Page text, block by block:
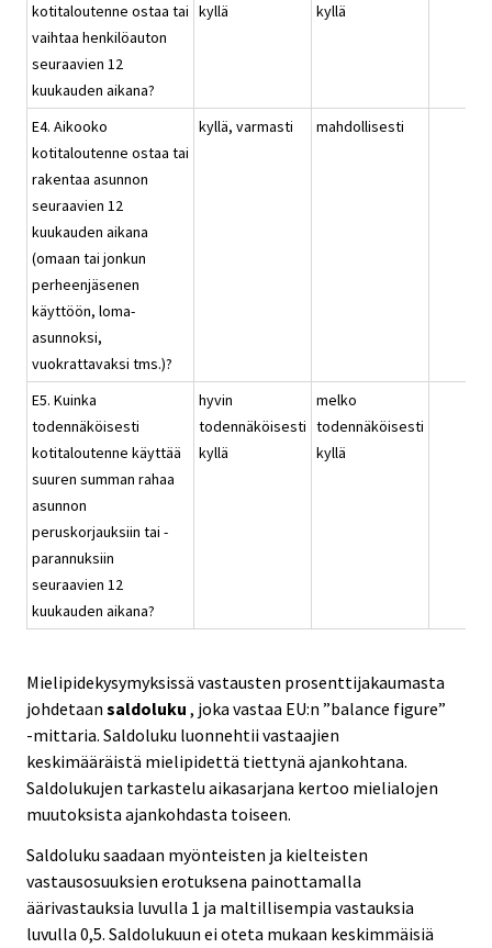
kotitaloutenne ostaa tai
vaihtaa henkilöauton
seuraavien 12
kuukauden aikana?
kyllä
kyllä
E4. Aikooko
kotitaloutenne ostaa tai
rakentaa asunnon
seuraavien 12
kuukauden aikana
(omaan tai jonkun
perheenjäsenen
käyttöön, loma-
asunnoksi,
vuokrattavaksi tms.)?
kyllä, varmasti mahdollisesti
E5. Kuinka
todennäköisesti
kotitaloutenne käyttää
suuren summan rahaa
asunnon
peruskorjauksiin tai -
parannuksiin
seuraavien 12
kuukauden aikana?
hyvin
todennäköisesti
kyllä
melko
todennäköisesti
kyllä
Mielipidekysymyksissä vastausten prosenttijakaumasta
johdetaan saldoluku , joka vastaa EU:n ”balance figure”
-mittaria. Saldoluku luonnehtii vastaajien
keskimääräistä mielipidettä tiettynä ajankohtana.
Saldolukujen tarkastelu aikasarjana kertoo mielialojen
muutoksista ajankohdasta toiseen.
Saldoluku saadaan myönteisten ja kielteisten
vastausosuuksien erotuksena painottamalla
äärivastauksia luvulla 1 ja maltillisempia vastauksia
luvulla 0,5. Saldolukuun ei oteta mukaan keskimmäisiä